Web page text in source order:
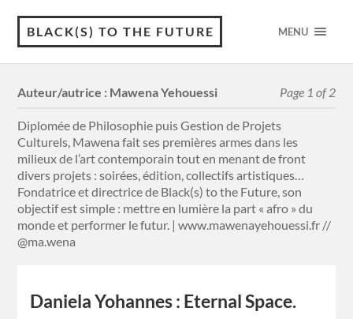
BLACK(S) TO THE FUTURE MENU
Auteur/autrice : Mawena Yehouessi Page 1 of 2
Diplomée de Philosophie puis Gestion de Projets
Culturels, Mawena fait ses premières armes dans les
milieux de l’art contemporain tout en menant de front
divers projets : soirées, édition, collectifs artistiques…
Fondatrice et directrice de Black(s) to the Future, son
objectif est simple : mettre en lumière la part « afro » du
monde et performer le futur. | www.mawenayehouessi.fr //
@ma.wena
Daniela Yohannes : Eternal Space.